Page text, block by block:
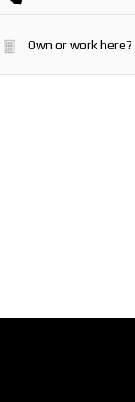
Own or work here?